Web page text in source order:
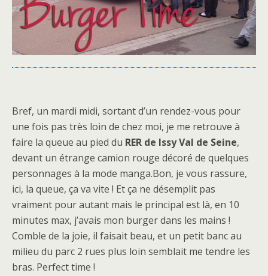
Bref, un mardi midi, sortant d’un rendez-vous pour
une fois pas très loin de chez moi, je me retrouve à
faire la queue au pied du RER de Issy Val de Seine,
devant un étrange camion rouge décoré de quelques
personnages à la mode manga.Bon, je vous rassure,
ici, la queue, ça va vite ! Et ça ne désemplit pas
vraiment pour autant mais le principal est là, en 10
minutes max, j’avais mon burger dans les mains !
Comble de la joie, il faisait beau, et un petit banc au
milieu du parc 2 rues plus loin semblait me tendre les
bras. Perfect time !